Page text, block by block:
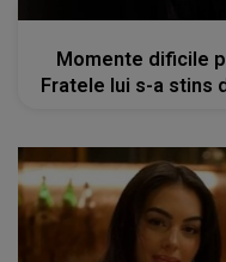
Momente dificile
Fratele lui s-a stins